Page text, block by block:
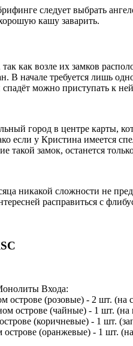
следует выбрать
кашу заварить.
так как возле их замков
В начале требуется лишь
можно приступать к
город в центре карты,
если у Кристина имеется
такой замок, останется
никакой сложности не
расправиться с
Входа:
острове (розовые) - 2 шт. (на
острове (чайные) - 1 шт.
(коричневые) - 1 шт.
(оранжевые) - 1 шт.